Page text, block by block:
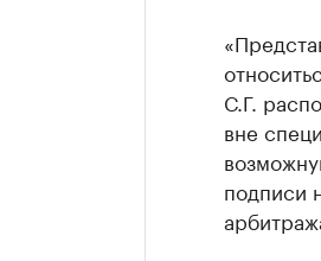
С.Г.
вне
подписи